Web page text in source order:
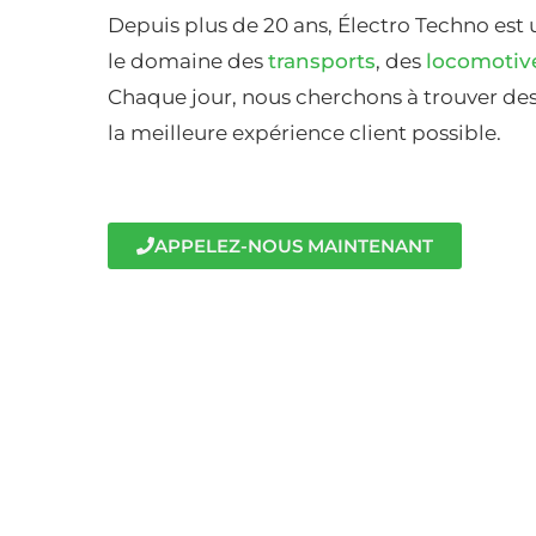
Depuis plus de 20 ans, Électro Techno
le domaine des transports, des
Chaque jour, nous cherchons à trouver
la meilleure expérience client possible.
APPELEZ-NOUS MAINTENANT